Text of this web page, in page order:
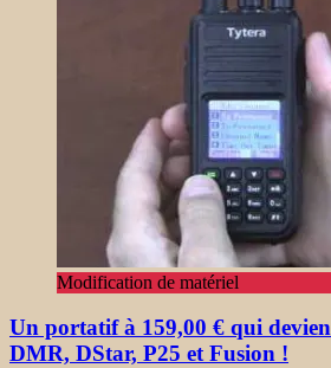
Modification de matériel
Un portatif à 159,00 € qui
DMR, DStar, P25 et Fusion !